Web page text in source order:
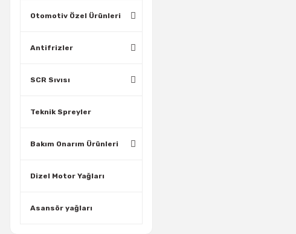
Otomotiv Özel Ürünleri
Antifrizler
SCR Sıvısı
Teknik Spreyler
Bakım Onarım Ürünleri
Dizel Motor Yağları
Asansör yağları